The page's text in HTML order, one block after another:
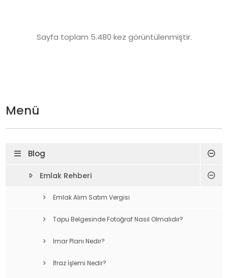
Sayfa toplam 5.480 kez görüntülenmiştir.
Menü
Blog
Emlak Rehberi
Emlak Alım Satım Vergisi
Tapu Belgesinde Fotoğraf Nasıl Olmalıdır?
İmar Planı Nedir?
İfraz İşlemi Nedir?